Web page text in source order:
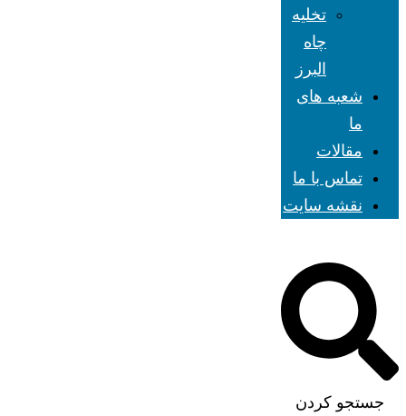
تخلیه
چاه
البرز
شعبه های
ما
مقالات
تماس با ما
نقشه سایت
جستجو کردن